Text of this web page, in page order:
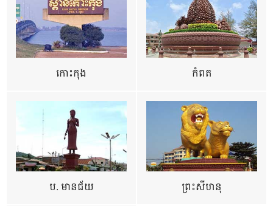
កោះកុង កំពត
ប. មានជ័យ ព្រះសីហនុ